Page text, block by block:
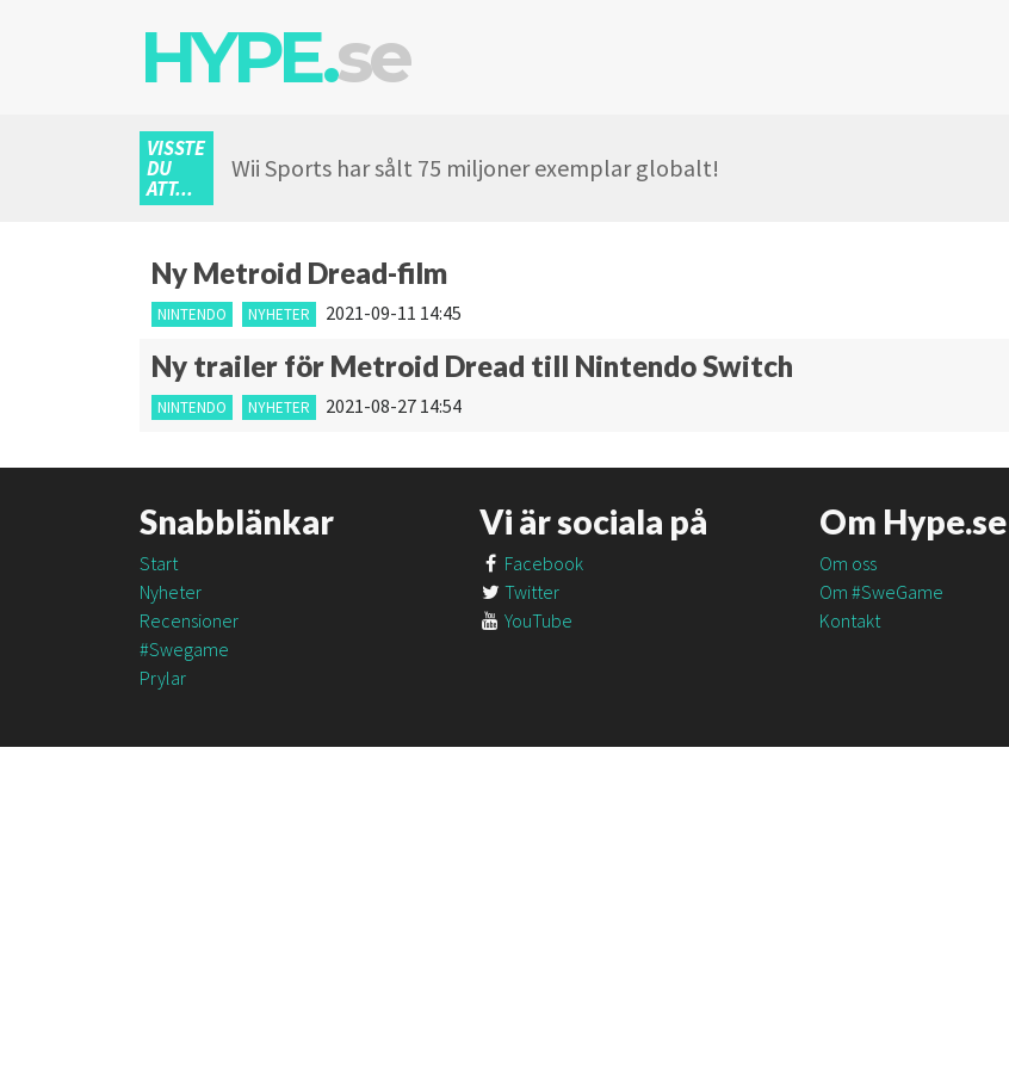
HYPE.se
VISSTE
DU
ATT...
Wii Sports har sålt 75 miljoner exemplar globalt!
Ny Metroid Dread-film
NINTENDO NYHETER 2021-09-11 14:45
Ny trailer för Metroid Dread till Nintendo Switch
NINTENDO NYHETER 2021-08-27 14:54
Snabblänkar
Start
Nyheter
Recensioner
#Swegame
Prylar
Vi är sociala på
Facebook
Twitter
YouTube
Om Hype.se
Om oss
Om #SweGame
Kontakt